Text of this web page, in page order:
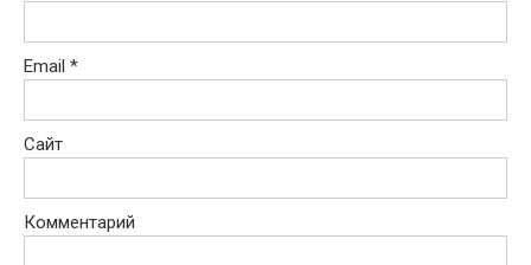
Email *
Сайт
Комментарий